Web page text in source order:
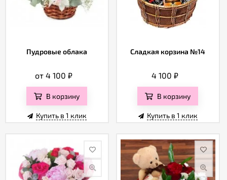
Пудровые облака
от 4 100₽
В корзину
Купить в 1 клик
Сладкая корзина №14
4 100 ₽
В корзину
Купить в 1 клик